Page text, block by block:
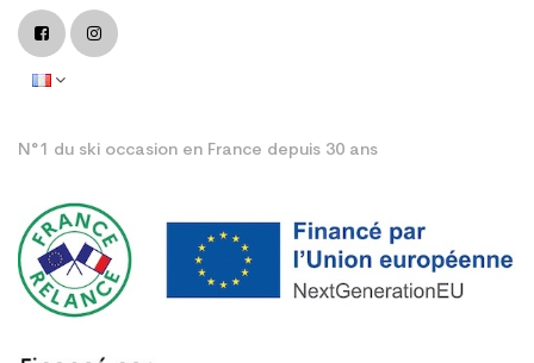
N°1 du ski occasion en France depuis 30 ans